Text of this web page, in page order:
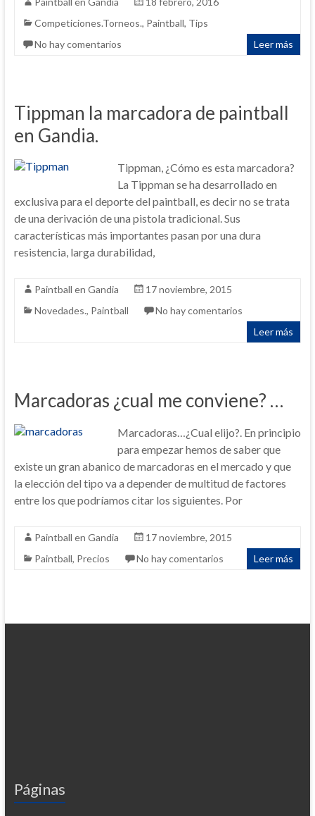
Competiciones.Torneos., Paintball, Tips
No hay comentarios
Leer más
Tippman la marcadora de paintball
en Gandia.
Tippman, ¿Cómo es esta marcadora?
La Tippman se ha desarrollado en
exclusiva para el deporte del paintball, es decir no se trata
de una derivación de una pistola tradicional. Sus
características más importantes pasan por una dura
resistencia, larga durabilidad,
Paintball en Gandia
17 noviembre, 2015
Novedades., Paintball
No hay comentarios
Leer más
Marcadoras ¿cual me conviene? …
Marcadoras…¿Cual elijo?. En principio
para empezar hemos de saber que
existe un gran abanico de marcadoras en el mercado y que
la elección del tipo va a depender de multitud de factores
entre los que podríamos citar los siguientes. Por
Paintball en Gandia
17 noviembre, 2015
Paintball, Precios No hay comentarios Leer más
Páginas